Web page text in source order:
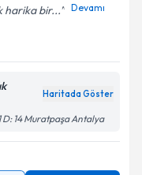
harika bir... Devamı
Haritada Göster
D: 14 Muratpaşa Antalya